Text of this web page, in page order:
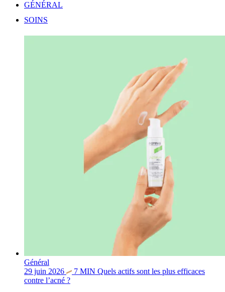
GÉNÉRAL
SOINS
Général
29 juin 2026
7 MIN Quels actifs sont les plus efficaces
contre l’acné ?